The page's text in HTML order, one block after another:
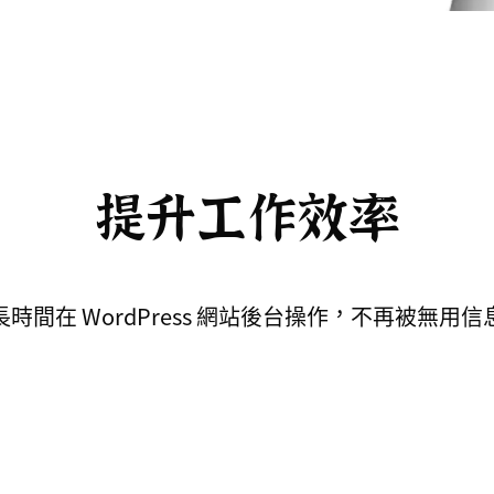
提升工作效率
時間在 WordPress 網站後台操作，不再被無用信